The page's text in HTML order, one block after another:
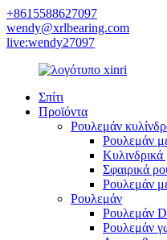
+8615588627097
wendy@xrlbearing.com
live:wendy27097
Σπίτι
Προϊόντα
Ρουλεμάν
Ρουλεμάν
Σφαιρικά
Ρουλεμάν
Ρουλεμάν
Ρουλεμάν
Ρουλεμάν